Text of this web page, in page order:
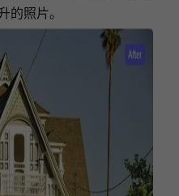
的照片。